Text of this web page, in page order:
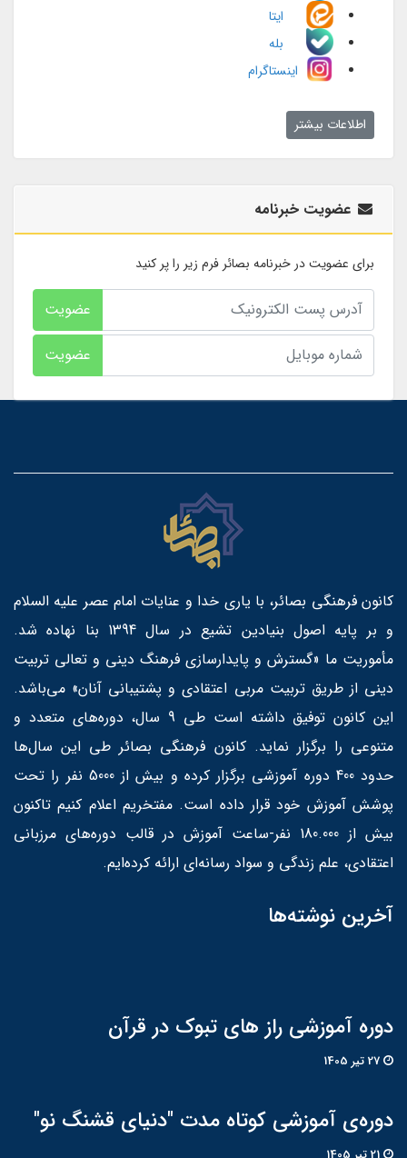
ایتا
بله
اینستاگرام
اطلاعات بیشتر
عضویت خبرنامه
برای عضویت در خبرنامه بصائر فرم زیر را پر کنید
عضویت
عضویت
کانون فرهنگی بصائر، با یاری خدا و عنایات امام عصر علیه السلام
و بر پایه اصول بنیادین تشیع در سال 1394 بنا نهاده شد.
مأموریت ما «گسترش و پایدارسازی فرهنگ دینی و تعالی تربیت
دینی از طریق تربیت مربی اعتقادی و پشتیبانی آنان» می‌باشد.
این کانون توفیق داشته است طی 9 سال، دوره‌های متعدد و
متنوعی را برگزار نماید. کانون فرهنگی بصائر طی این سال‌ها
حدود 400 دوره آموزشی برگزار کرده و بیش از 5000 نفر را تحت
پوشش آموزش خود قرار داده است. مفتخریم اعلام کنیم تاکنون
بیش از 180.000 نفر-ساعت آموزش در قالب دوره‌های مرزبانی
اعتقادی، علم زندگی و سواد رسانه‌ای ارائه کرده‌ایم.
آخرین نوشته‌ها
دوره آموزشی راز های تبوک در قرآن
دوره‌ی آموزشی کوتاه مدت "دنیای قشنگ نو"